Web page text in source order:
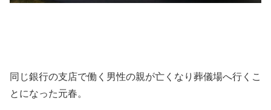
同じ銀行の支店で働く男性の親が亡くなり葬儀場へ行くこ
とになった元春。